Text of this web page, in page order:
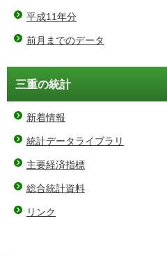
平成11年分
前月までのデータ
三重の統計
新着情報
統計データライブラリ
主要経済指標
総合統計資料
リンク